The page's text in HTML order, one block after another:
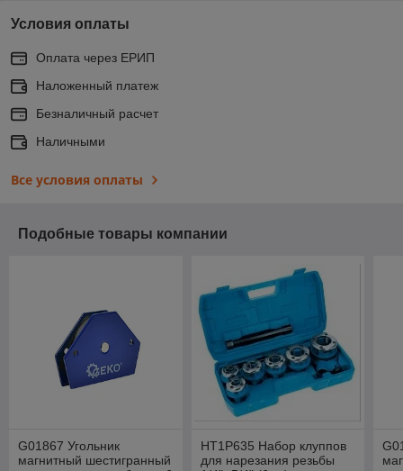
Условия оплаты
Оплата через ЕРИП
Наложенный платеж
Безналичный расчет
Наличными
Все условия оплаты
Подобные товары компании
G01867 Угольник
магнитный шестигранный
HT1P635 Набор клуппов
для нарезания резьбы